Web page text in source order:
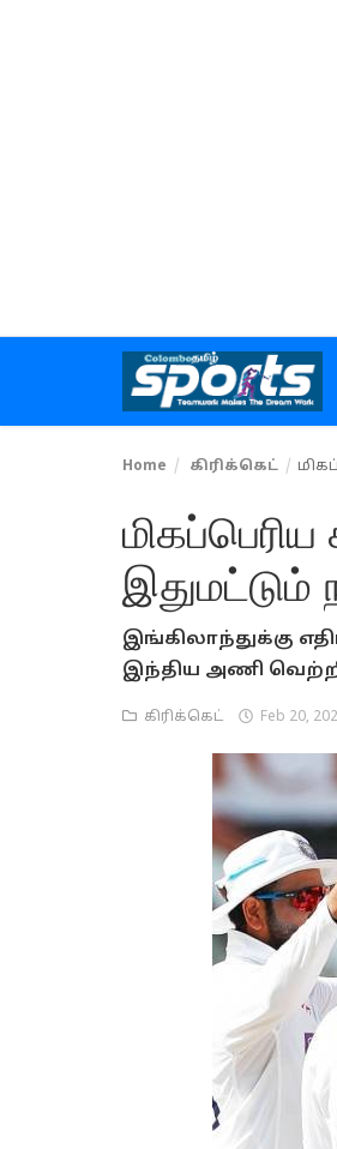
ஹாக்கி
Home கிரிக்கெட்
இதுமட்டும்
இங்கிலாந்துக்கு
இந்திய அணி
கிரிக்கெட் Feb 20,